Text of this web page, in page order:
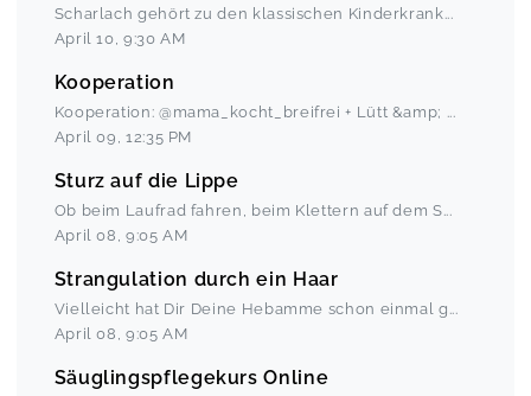
Scharlach gehört zu den klassischen Kinderkrank...
April 10 ,9:30 AM
Kooperation
Kooperation: @mama_kocht_breifrei + Lütt &amp; ...
April 09 ,12:35 PM
Sturz auf die Lippe
Ob beim Laufrad fahren, beim Klettern auf dem S...
April 08 ,9:05 AM
Strangulation durch ein Haar
Vielleicht hat Dir Deine Hebamme schon einmal g ...
April 08 ,9:05 AM
Säuglingspflegekurs Online